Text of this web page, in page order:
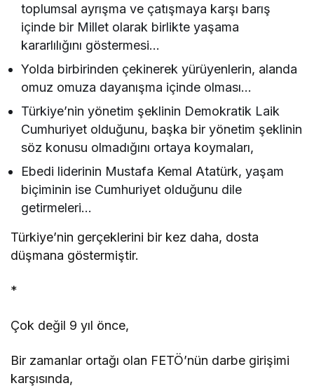
toplumsal ayrışma ve çatışmaya karşı barış
içinde bir Millet olarak birlikte yaşama
kararlılığını göstermesi…
Yolda birbirinden çekinerek yürüyenlerin, alanda
omuz omuza dayanışma içinde olması…
Türkiye’nin yönetim şeklinin Demokratik Laik
Cumhuriyet olduğunu, başka bir yönetim şeklinin
söz konusu olmadığını ortaya koymaları,
Ebedi liderinin Mustafa Kemal Atatürk, yaşam
biçiminin ise Cumhuriyet olduğunu dile
getirmeleri…
Türkiye’nin gerçeklerini bir kez daha, dosta
düşmana göstermiştir.
*
Çok değil 9 yıl önce,
Bir zamanlar ortağı olan FETÖ’nün darbe girişimi
karşısında,